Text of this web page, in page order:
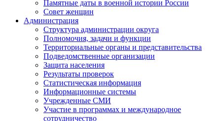
Памятные даты в военной истории России
Совет женщин
Администрация
Структура администрации округа
Полномочия, задачи и функции
Территориальные органы и представительства
Подведомственные организации
Защита населения
Результаты проверок
Статистическая информация
Информационные системы
Учрежденные СМИ
Участие в программах и международное
сотрудничество